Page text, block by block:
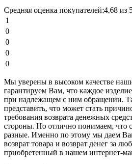
Средняя оценка покупателей:4.68 из
1
0
0
0
0
Мы уверены в высоком качестве
гарантируем Вам, что каждое
при надлежащем с ним обращении.
представить, что может стать
требования возврата денежных
стороны. Но отлично понимаем, что
разные. Именно по этому мы даем
возврат товара и возврат денег за
приобретенный в нашем интернет-